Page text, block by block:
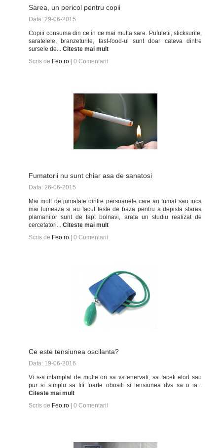
Sarea, un pericol pentru copii
Data: 29-06-2015
Copiii consuma din ce in ce mai multa sare. Pufuletii, sticksurile,
saratelele, branzeturile, fast-food-ul sunt doar cateva dintre
sursele de... Citeste mai mult
Scris de Feo.ro 0 Comentarii
Fumatorii nu sunt chiar asa de sanatosi
Data: 26-06-2015
Mai mult de jumatate dintre persoanele care au fumat sau inca
mai fumeaza si au facut teste de baza pentru a depista starea
plamanilor sunt de fapt bolnavi, arata un studiu realizat de
cercetatori... Citeste mai mult
Scris de Feo.ro 0 Comentarii
Ce este tensiunea oscilanta?
Data: 19-06-2016
Vi s-a intamplat de multe ori sa va enervati, sa faceti efort sau
pur si simplu sa fiti foarte obositi si tensiunea dvs sa o ia...
Citeste mai mult
Scris de Feo.ro 0 Comentarii